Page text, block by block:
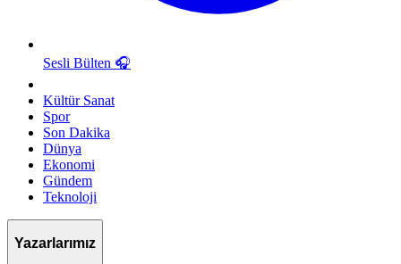
Sesli Bülten 🎧
Kültür Sanat
Spor
Son Dakika
Dünya
Ekonomi
Gündem
Teknoloji
Yazarlarımız